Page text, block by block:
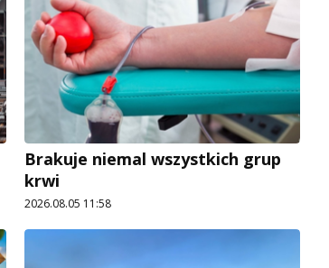
Brakuje niemal wszystkich grup
krwi
2026.08.05 11:58